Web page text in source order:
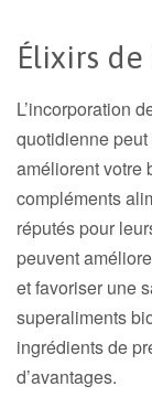
Élixirs
L’incorporation
quotidienne peut
améliorent votre
compléments
réputés pour
peuvent
et favoriser une
superaliments
ingrédients de
d’avantages.